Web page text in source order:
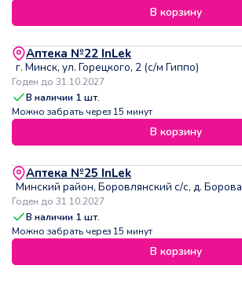
В корзину
Аптека №22 InLek
г. Минск, ул. Горецкого, 2 (с/м Гиппо)
Годен до 31.10.2027
В наличии 1 шт.
Можно забрать через 15 минут
В корзину
Аптека №25 InLek
Минский район, Боровлянский с/с, д.
Годен до 31.10.2027
В наличии 1 шт.
Можно забрать через 15 минут
В корзину